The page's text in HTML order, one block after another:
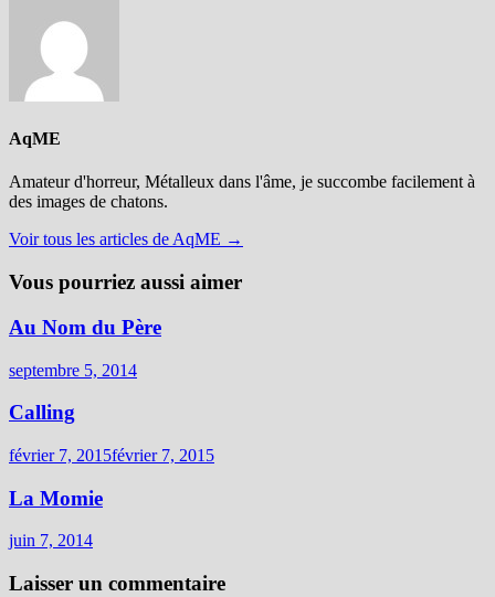
AqME
Amateur d'horreur, Métalleux dans l'âme, je succombe facilement à
des images de chatons.
Voir tous les articles de AqME →
Vous pourriez aussi aimer
Au Nom du Père
septembre 5, 2014
Calling
février 7, 2015février 7, 2015
La Momie
juin 7, 2014
Laisser un commentaire